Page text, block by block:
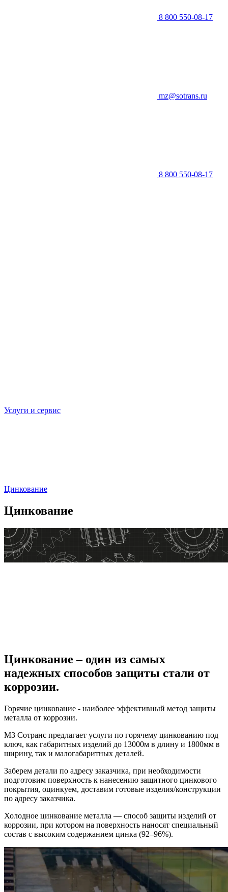
8 800 550-08-17
mz@sotrans.ru
8 800 550-08-17
Услуги и сервис
Цинкование
Цинкование
Цинкование – один из самых
надежных способов защиты стали от
коррозии.
Горячие цинкование - наиболее эффективный метод защиты
металла от коррозии.
МЗ Сотранс предлагает услуги по горячему цинкованию под
ключ, как габаритных изделий до 13000м в длину и 1800мм в
ширину, так и малогабаритных деталей.
Заберем детали по адресу заказчика, при необходимости
подготовим поверхность к нанесению защитного цинкового
покрытия, оцинкуем, доставим готовые изделия/конструкции
по адресу заказчика.
Холодное цинкование металла — способ защиты изделий от
коррозии, при котором на поверхность наносят специальный
состав с высоким содержанием цинка (92–96%).